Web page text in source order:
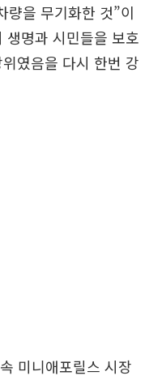
량을 무기화한 것”이
생명과 시민들을 보호
였음을 다시 한번 강
미니애포릴스 시장